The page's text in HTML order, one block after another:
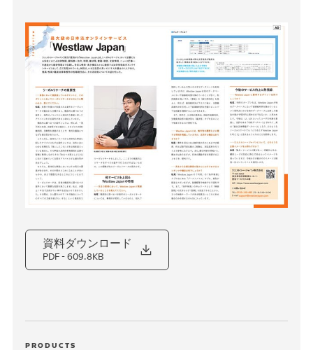
資料ダウンロード
PDF- 609.8KB
PRODUCTS